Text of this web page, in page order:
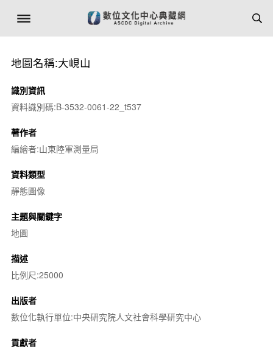
地圖名稱:大峴山
識別資訊
資料識別碼:B-3532-0061-22_t537
著作者
編繪者:山東陸軍測量局
資料類型
靜態圖像
主題與關鍵字
地圖
描述
比例尺:25000
出版者
數位化執行單位:中央研究院人文社會科學研究中心
貢獻者